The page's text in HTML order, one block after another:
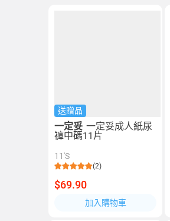
送贈品
一定妥 一定妥成人紙尿
褲中碼11片
11'S
(2)
$69.90
加入購物車